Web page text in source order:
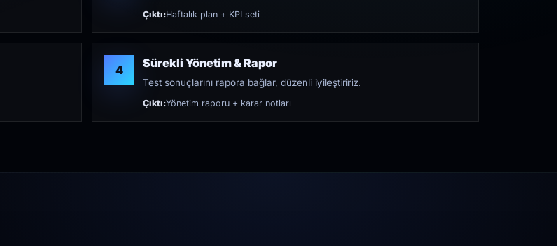
Çıktı:Haftalık plan + KPI seti
4 Sürekli Yönetim & Rapor
Test sonuçlarını rapora bağlar, düzenli iyileştiririz.
Çıktı:Yönetim raporu + karar notları